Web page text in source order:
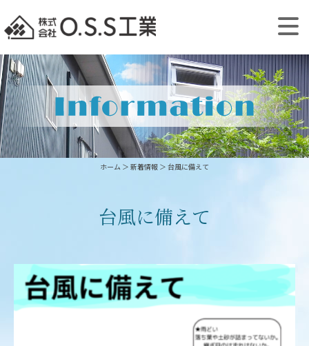
ホーム ＞ 新着情報 ＞ 台風に備えて
台風に備えて